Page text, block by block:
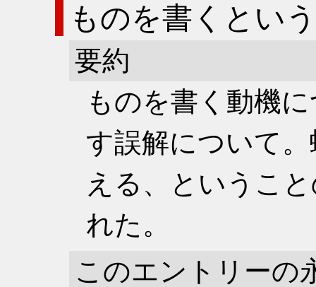
ものを書くとい
要約
ものを書く動機
す誤解について
える、というこ
れた。
このエントリーの